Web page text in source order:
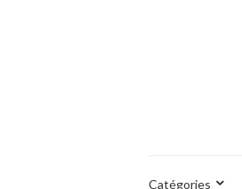
Catégories